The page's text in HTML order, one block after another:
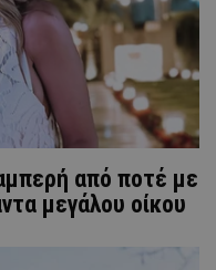
από ποτέ με
μεγάλου οίκου